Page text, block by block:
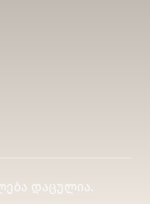
დაცულია.